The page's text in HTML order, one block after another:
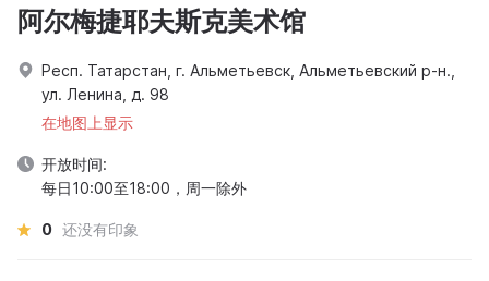
阿尔梅捷耶夫斯克美术馆
Респ. Татарстан, г. Альметьевск, Альметьевский р-н.,
ул. Ленина, д. 98
在地图上显示
开放时间:
每日10:00至18:00，周一除外
0 还没有印象